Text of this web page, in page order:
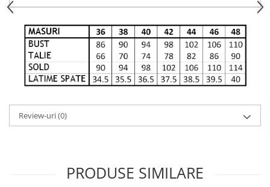
Review-uri(0)
PRODUSE SIMILARE